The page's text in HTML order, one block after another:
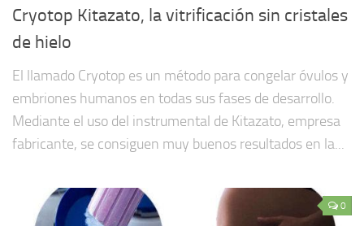
Cryotop Kitazato, la vitrificación sin cristales
de hielo
El llamado Cryotop es un método para congelar óvulos y
embriones humanos en todas sus fases de desarrollo.
Mediante el uso del instrumental de Kitazato, empresa
fabricante, se consiguen muy buenos resultados en la...
0